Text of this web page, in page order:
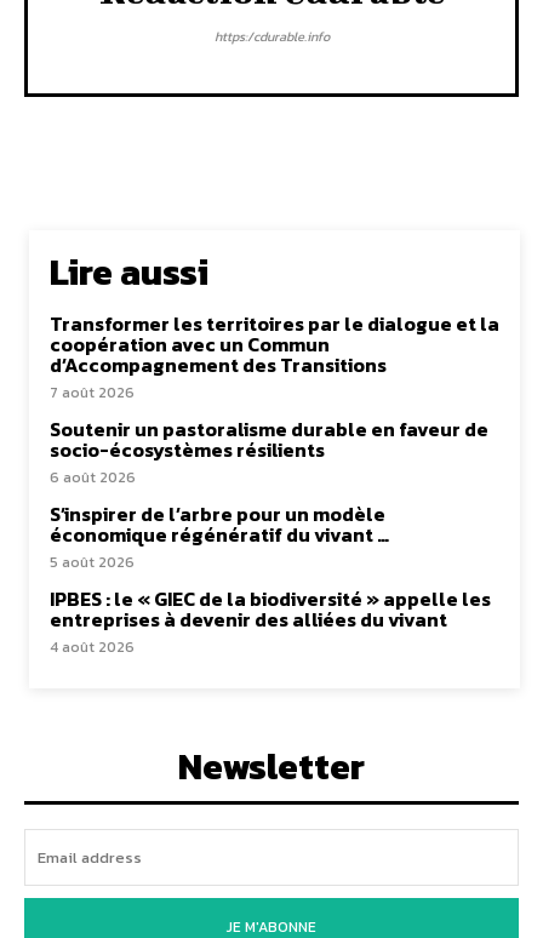
https:/cdurable.info
Lire aussi
Transformer les territoires par le dialogue et la
coopération avec un Commun
d’Accompagnement des Transitions
7 août 2026
Soutenir un pastoralisme durable en faveur de
socio-écosystèmes résilients
6 août 2026
S’inspirer de l’arbre pour un modèle
économique régénératif du vivant …
5 août 2026
IPBES : le « GIEC de la biodiversité » appelle les
entreprises à devenir des alliées du vivant
4 août 2026
Newsletter
JE M'ABONNE